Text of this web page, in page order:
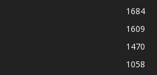
1684
1609
1470
1058